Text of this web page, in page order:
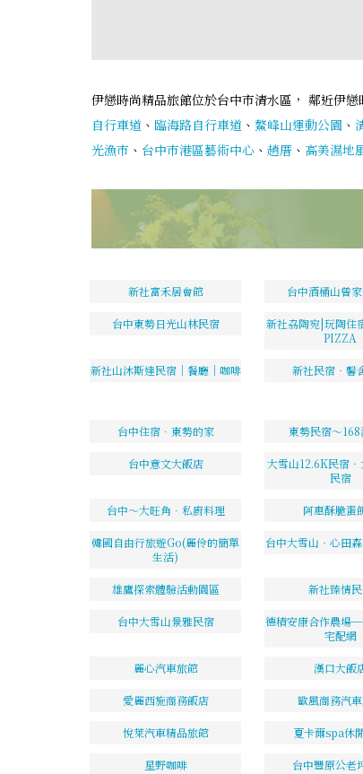
伊戀時尚精品旅館位於台中市清水區， 鄰近伊
自行車道 、 臨海路自行車道 、 鰲峰山運動公園 、
光漁市 、 台中市港區藝術中心 、 趙厝 、 高美濕地
新社富禾居會館 台中酒桶山曾
台中東勢日光山林民宿
新社劦陶宛|玩陶住
PIZZA
新社山沐斯達民宿｜餐廳｜咖啡 新社民宿‧馨
台中住宿．東勢的家 東勢民宿～168
台中意文大飯店
大雪山12.6K民宿‧
民宿
台中～大旺角．私廚料理 阿惠酥脆蛋
韓國自由行旅遊Go(麗伶的簡單
生活)
台中大雪山‧心田
雄鷹探索體驗活動園區 新社臻情
台中大雪山景雅民宿
德積安康合作農場
宅配網
麗心汽車旅館 漢口大飯
愛麗西施商務飯店 歐風商務汽
悅萊汽車精品旅館 夏卡爾spa休
星野咖啡 台中豐原公老